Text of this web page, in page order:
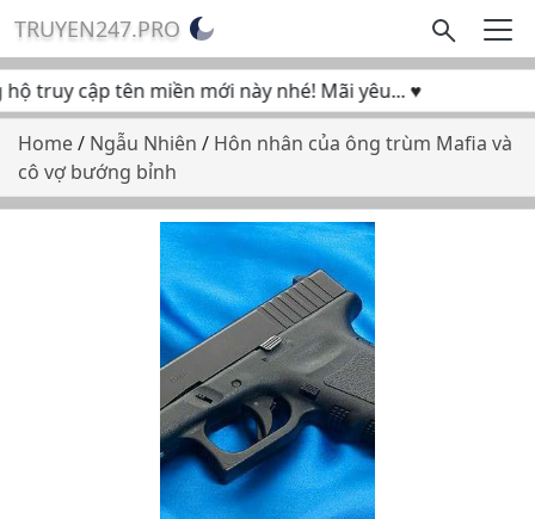
TRUYEN247.PRO
truy cập tên miền mới này nhé! Mãi yêu... ♥
Home/ Ngẫu Nhiên / Hôn nhân của ông trùm Mafia và
cô vợ bướng bỉnh